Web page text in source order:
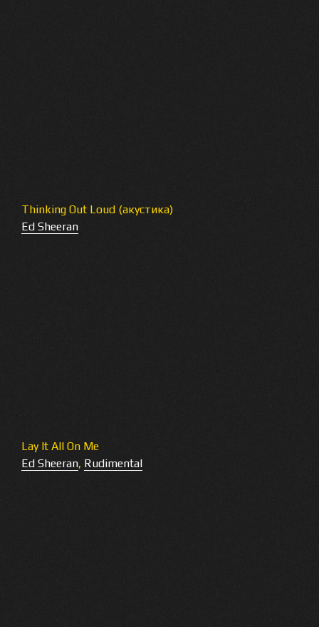
Thinking Out Loud (акустика)
Ed Sheeran
Lay It All On Me
Ed Sheeran, Rudimental